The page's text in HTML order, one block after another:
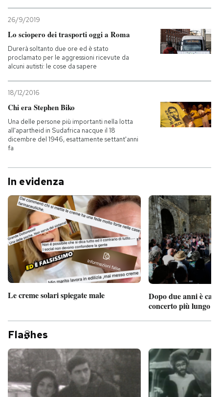
26/9/2019
Lo sciopero dei trasporti oggi a Roma
Durerà soltanto due ore ed è stato
proclamato per le aggressioni ricevute da
alcuni autisti: le cose da sapere
18/12/2016
Chi era Stephen Biko
Una delle persone più importanti nella lotta
all'apartheid in Sudafrica nacque il 18
dicembre del 1946, esattamente settant'anni
fa
In evidenza
Le creme solari spiegate male
Dopo due anni è
concerto più lungo
Fla hes